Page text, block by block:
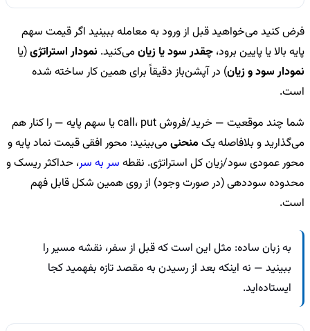
فرض کنید می‌خواهید قبل از ورود به معامله ببینید اگر قیمت سهم
پایه بالا یا پایین برود، چقدر سود یا زیان می‌کنید. نمودار استراتژی(یا
نمودار سود و زیان) در آپشن‌باز دقیقاً برای همین کار ساخته شده
است.
شما چند موقعیت — خرید/فروش call، put یا سهم پایه — را کنار هم
می‌گذارید و بلافاصله یک منحنی می‌بینید: محور افقی قیمت نماد پایه و
محور عمودی سود/زیان کل استراتژی. نقطه سر به سر، حداکثر ریسک و
محدوده سوددهی (در صورت وجود) از روی همین شکل قابل فهم
است.
به زبان ساده: مثل این است که قبل از سفر، نقشه مسیر را
ببینید — نه اینکه بعد از رسیدن به مقصد تازه بفهمید کجا
ایستاده‌اید.